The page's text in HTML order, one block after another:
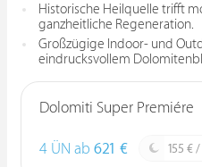
Historische Heilquelle trifft
ganzheitliche Regeneration.
Großzügige Indoor- und
eindrucksvollem
Dolomiti Super Premiére
4 ÜN ab 621 € 155 € /